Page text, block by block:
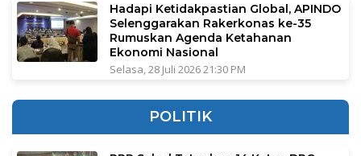
Hadapi Ketidakpastian Global, APINDO
Selenggarakan Rakerkonas ke-35
Rumuskan Agenda Ketahanan
Ekonomi Nasional
Selasa, 28 Juli 2026 21:30 PM
POLITIK